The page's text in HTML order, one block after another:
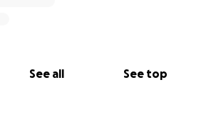
See all See top